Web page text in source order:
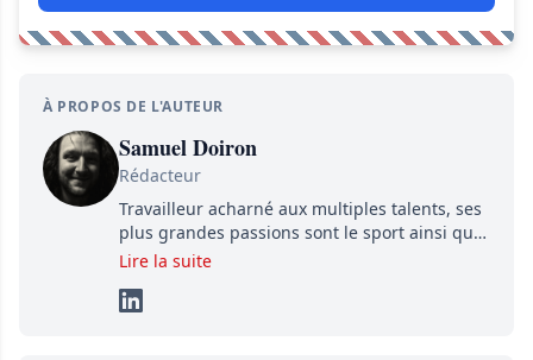
À PROPOS DE L'AUTEUR
Samuel Doiron
Rédacteur
Travailleur acharné aux multiples talents, ses
plus grandes passions sont le sport ainsi que
le showbizz de la belle province et ailleurs. Il
détermination pour parvenir à se démarquer.
Lire la suite